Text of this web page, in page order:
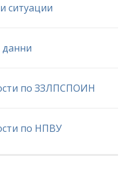
ситуации
по ЗЗЛПСПОИН
по НПВУ